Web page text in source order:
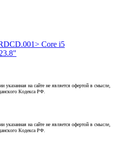
Core i5
указанная на сайте не является офертой в смысле,
Кодекса РФ.
указанная на сайте не является офертой в смысле,
Кодекса РФ.